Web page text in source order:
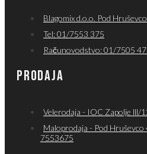
Blagomix d.o.o. Pod
Tel: 01/7553 375
Računovodstvo: 01/7505
PRODAJA
Velerodaja - IOC Zapolje lll/
Maloprodaja - Pod Hruševco
7553675